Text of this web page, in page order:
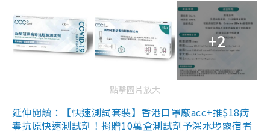
+2
點擊圖片放大
延伸閱讀：【快速測試套裝】香港口罩廠acc+推$18病
毒抗原快速測試劑！捐贈10萬盒測試劑予深水埗露宿者